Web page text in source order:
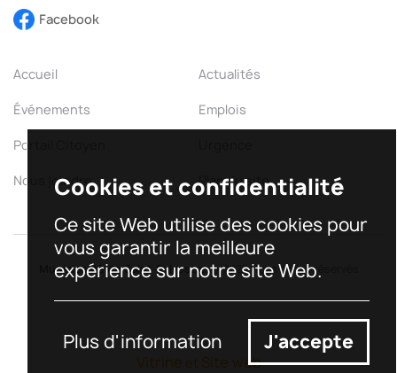
Facebook
Accueil Actualités
Événements Emplois
Portail Citoyen
Nous joindre Plan du site
Municipalité de Saint-Sylvestre©2026 Tous droits réservés
Vitrine et Site web
Cookies et confidentialité
Ce site Web utilise des cookies pour
vous garantir la meilleure
expérience sur notre site Web.
Plus d'information J'accepte